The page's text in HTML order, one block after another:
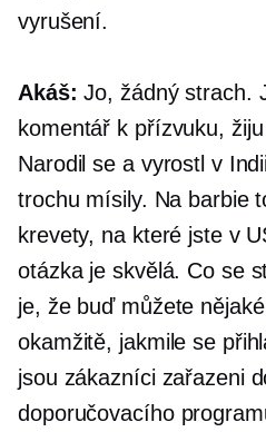
vyrušení.
Akáš: Jo, žádný strach.
komentář k přízvuku,
Narodil se a vyrostl v
trochu mísily. Na barbie
krevety, na které jste v
otázka je skvělá. Co se
je, že buď můžete
okamžitě, jakmile se
jsou zákazníci zařazeni
doporučovacího